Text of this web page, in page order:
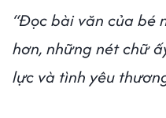
“Đọc bài văn của bé
hơn, những nét chữ
lực và tình yêu